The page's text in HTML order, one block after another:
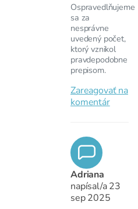
Ospravedlňujeme
sa za
nesprávne
uvedený počet,
ktorý vznikol
pravdepodobne
prepisom.
Zareagovať na
komentár
Adriana
napísal/a23
sep 2025